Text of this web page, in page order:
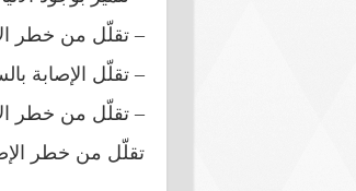
– تقلّل من خطر
– تقلّل الإصابة
– تقلّل من خطر
تقلّل من خطر